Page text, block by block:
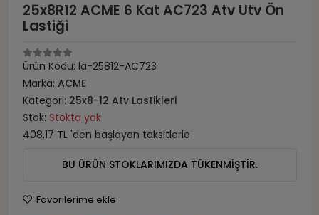
25x8R12 ACME 6 Kat AC723 Atv Utv Ön
Lastiği
Ürün Kodu: la-25812-AC723
Marka: ACME
Kategori: 25x8-12 Atv Lastikleri
Stok: Stokta yok
408,17 TL 'den başlayan taksitlerle
BU ÜRÜN STOKLARIMIZDA TÜKENMİŞTİR.
Favorilerime ekle